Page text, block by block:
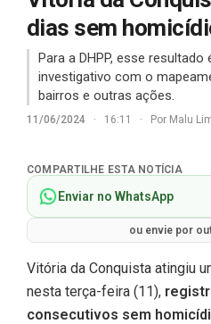
dias sem
Para a DHPP, esse
investigativo com o
bairros e outras ações.
11/06/2024 · 16:11 · Por Malu
COMPARTILHE ESTA NOTÍCIA
Enviar no WhatsApp
ou envie por
Vitória da Conquista atingiu
nesta terça-feira (11),
consecutivos sem